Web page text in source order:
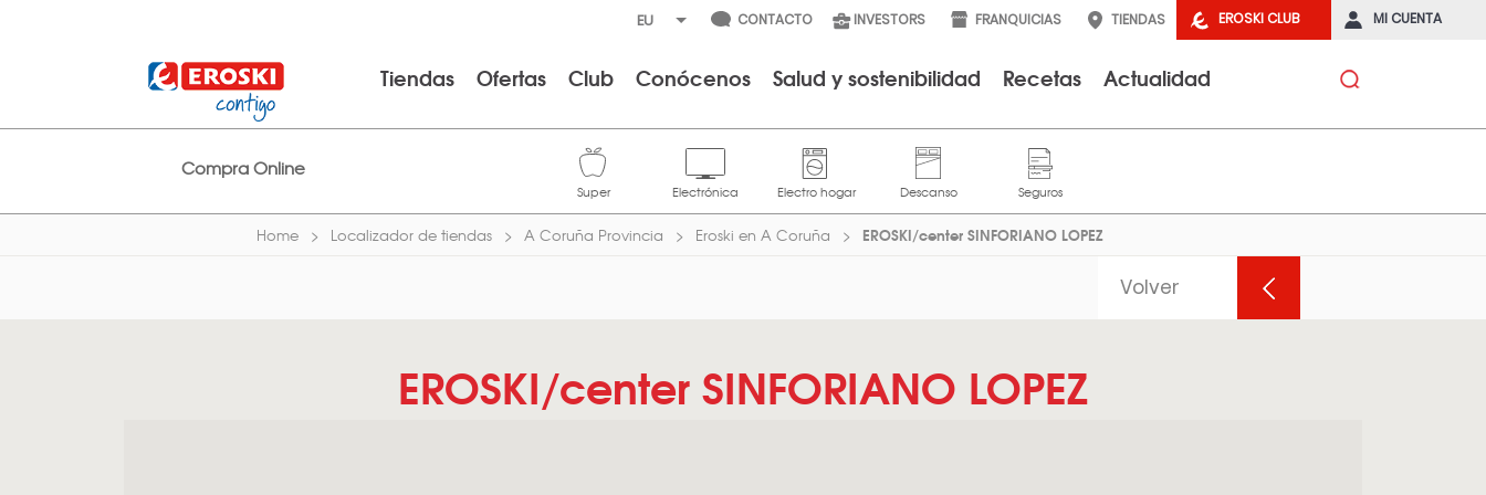
EROSKI CLUB MI CUENTA
CONTACTO INVESTORS FRANQUICIAS TIENDAS
Tiendas Ofertas Club Conócenos Salud y sostenibilidad Recetas Actualidad
Compra Online
Home Localizador de tiendas A Coruña Provincia Eroski en A Coruña EROSKI/center SINFORIANO LOPEZ
Volver
EROSKI/center SINFORIANO LOPEZ